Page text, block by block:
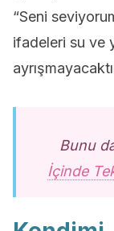
“Seni
ifadeleri su ve
Bunu
İçinde